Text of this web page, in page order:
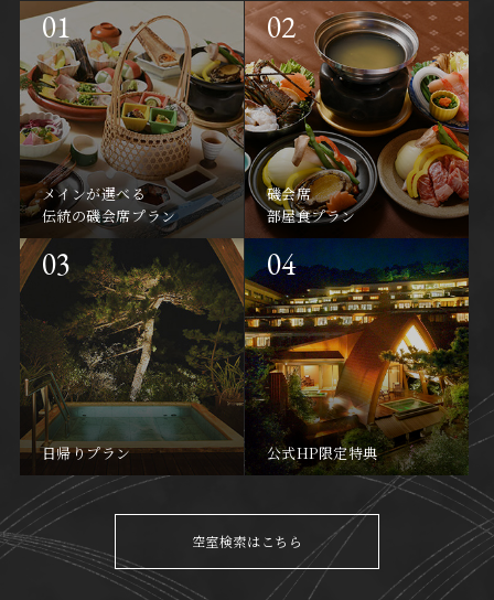
メインが選べる
伝統の磯会席プラン
磯会席
部屋食プラン
日帰りプラン 公式HP限定特典
空室検索はこちら